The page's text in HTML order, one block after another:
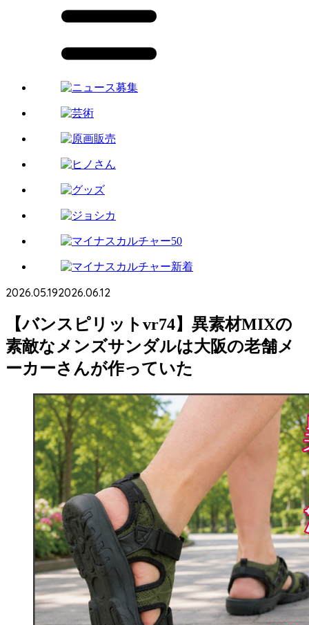
2026.05.192026.06.12
【バンスピリットvr74】異素材MIXの
素敵なメンズサンダルは大阪の老舗メ
ーカーさんが作っていた